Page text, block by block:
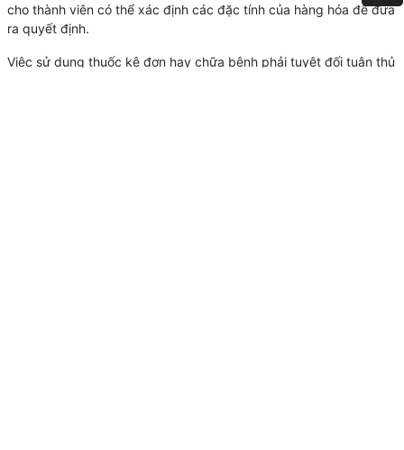
cho thành viên có thể xác định các đặc tính của hàng hóa để đưa
ra quyết định.
Việc sử dụng thuốc kê đơn hay chữa bệnh phải tuyệt đối tuân thủ